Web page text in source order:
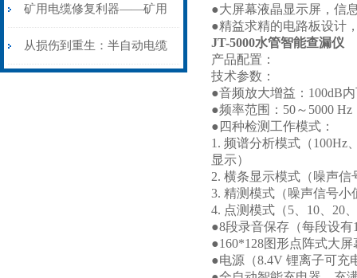
生”
安装与接线：精准修复的工
艺基石
矿用电缆修复利器——矿用
电缆热补机智能控温，安全
从损伤到重生：半自动电缆
●大屏幕液晶显示屏，信
●精益求精的电路板设计
JT-5000水管智能查漏仪
产品配置：
技术参数：
●音频放大增益：100dB
●频率范围：50～5000
●四种检测工作模式：
1. 频谱分析模式（100Hz
显示）
2. 横条显示模式（噪声信
3. 精测模式（噪声信号小
4. 点测模式（5、10、20
●8段录音保存（每段设
●160*128图形点阵式大
●电源（8.4V 锂离子可充